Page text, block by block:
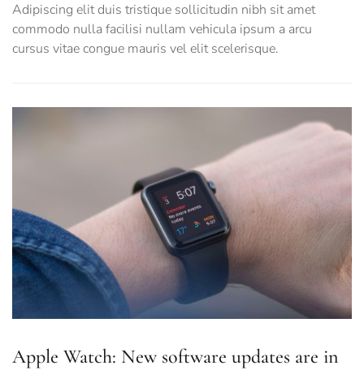
Adipiscing elit duis tristique sollicitudin nibh sit amet
commodo nulla facilisi nullam vehicula ipsum a arcu
cursus vitae congue mauris vel elit scelerisque.
Apple Watch: New software updates are in